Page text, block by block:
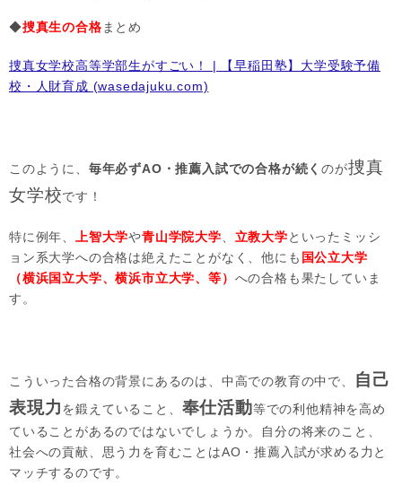
◆捜真生の合格 まとめ
捜真女学校高等学部生がすごい！ | 【早稲田塾】大学受験予備
校・人財育成 (wasedajuku.com)
このように、 毎年必ずAO・推薦入試での合格が続くのが捜真
女学校です！
特に例年、 上智大学や青山学院大学 立教大学といったミッシ
ョン系大学への合格は絶えたことがなく、他にも 国公立大学
（横浜国立大学、横浜市立大学、等） への合格も果たしていま
す。
こういった合格の背景にあるのは、中高での教育の中で、
自己
表現力を鍛えていること、 奉仕活動等での利他精神を高め
ていることがあるのではないでしょうか。自分の将来のこと、
社会への貢献、思う力を育むことはAO・推薦入試が求める力と
マッチするのです。